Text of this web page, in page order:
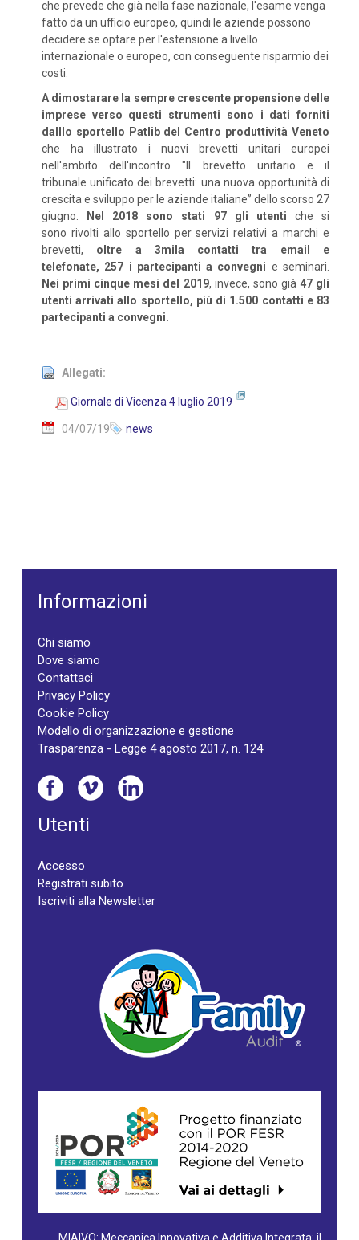
che prevede che già nella fase nazionale, l'esame venga
fatto da un ufficio europeo, quindi le aziende possono
decidere se optare per l'estensione a livello
internazionale o europeo, con conseguente risparmio dei
costi.
A dimostarare la sempre crescente propensione delle
imprese verso questi strumenti sono i dati forniti
dalllo sportello Patlib del Centro produttività Veneto
che ha illustrato i nuovi brevetti unitari europei
nell'ambito dell'incontro "Il brevetto unitario e il
tribunale unificato dei brevetti: una nuova opportunità di
crescita e sviluppo per le aziende italiane” dello scorso 27
giugno.
Nel 2018 sono stati 97 gli utenti che si
sono rivolti allo sportello per servizi relativi a marchi e
brevetti, oltre a 3mila contatti tra email e
telefonate, 257 i partecipanti a convegni e seminari.
Nei primi cinque mesi del 2019, invece, sono già 47 gli
utenti arrivati allo sportello, più di 1.500 contatti e 83
partecipanti a convegni.
Allegati:
Giornale di Vicenza 4 luglio 2019
04/07/19 news
Informazioni
Chi siamo
Dove siamo
Contattaci
Privacy Policy
Cookie Policy
Modello di organizzazione e gestione
Trasparenza - Legge 4 agosto 2017, n. 124
Utenti
Accesso
Registrati subito
Iscriviti alla Newsletter
MIAIVO: Meccanica Innovativa e Additiva Integrata: il